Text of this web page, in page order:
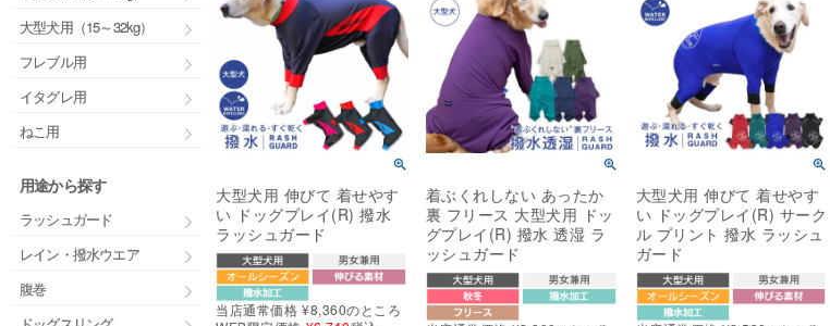
大型犬用（15～32kg）
フレブル用
イタグレ用
ねこ用
用途から探す
ラッシュガード
レイン・撥水ウエア
腹巻
大型犬用 伸びて 着せやす
い ドッグプレイ(R) 撥水
ラッシュガード
当店通常価格 ¥8,360のところ
着ぶくれしない あったか
裏 フリース 大型犬用 ドッ
グプレイ(R) 撥水 透湿 ラ
ッシュガード
大型犬用 伸びて 着せやす
い ドッグプレイ(R) サーク
ル プリント 撥水 ラッシュ
ガード